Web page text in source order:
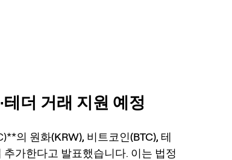
테더 거래 지원 예정
의 원화(KRW), 비트코인(BTC), 테
추가한다고 발표했습니다. 이는 법정